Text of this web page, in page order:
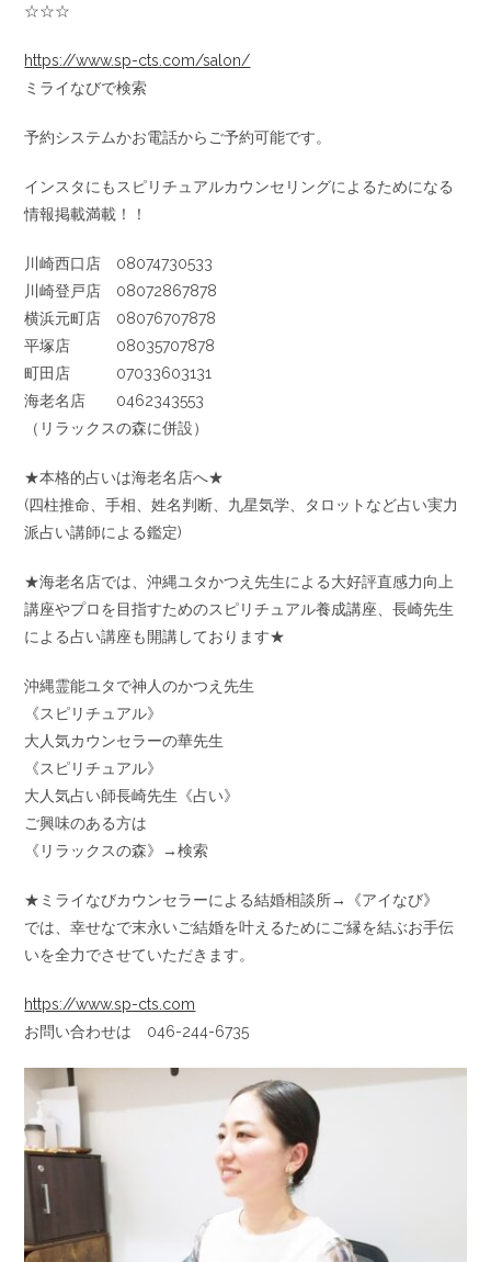
☆☆☆
https://www.sp-cts.com/salon/
ミライなびで検索
予約システムかお電話からご予約可能です。
インスタにもスピリチュアルカウンセリングによるためになる
情報掲載満載！！
川崎西口店 08074730533
川崎登戸店 08072867878
横浜元町店 08076707878
平塚店 08035707878
町田店 07033603131
海老名店 0462343553
（リラックスの森に併設）
★本格的占いは海老名店へ★
(四柱推命、手相、姓名判断、九星気学、タロットなど占い実力
派占い講師による鑑定)
★海老名店では、沖縄ユタかつえ先生による大好評直感力向上
講座やプロを目指すためのスピリチュアル養成講座、長崎先生
による占い講座も開講しております★
沖縄霊能ユタで神人のかつえ先生
《スピリチュアル》
大人気カウンセラーの華先生
《スピリチュアル》
大人気占い師長崎先生《占い》
ご興味のある方は
《リラックスの森》→検索
★ミライなびカウンセラーによる結婚相談所→《アイなび》
では、幸せなで末永いご結婚を叶えるためにご縁を結ぶお手伝
いを全力でさせていただきます。
https://www.sp-cts.com
お問い合わせは 046-244-6735